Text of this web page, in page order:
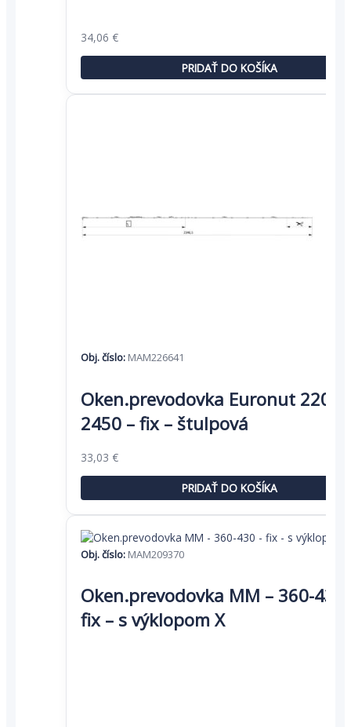
Pôvodná
52,40 €.
34,06 €Aktuálna
34,06 €.
PRIDAŤ DO KOŠÍKA
Obj. číslo: MAM226641
Oken.prevodovka Euronut 2201-
2450 – fix – štulpová
Pôvodná
50,81 €.
33,03 €Aktuálna
33,03 €.
PRIDAŤ DO KOŠÍKA
Obj. číslo: MAM209370
Oken.prevodovka MM – 360-430
fix – s výklopom X